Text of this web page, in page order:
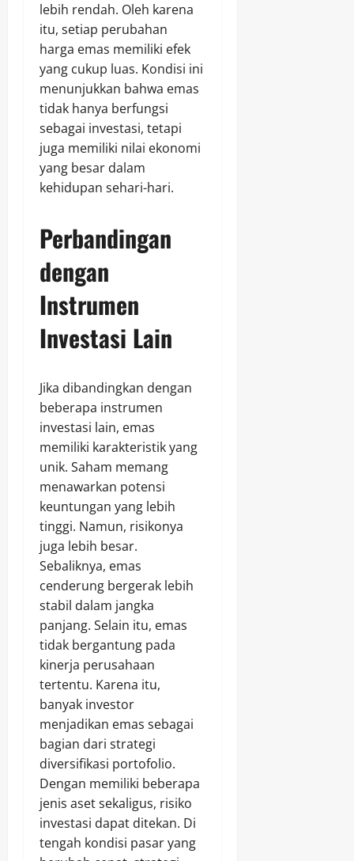
lebih rendah. Oleh karena
itu, setiap perubahan
harga emas memiliki efek
yang cukup luas. Kondisi ini
menunjukkan bahwa emas
tidak hanya berfungsi
sebagai investasi, tetapi
juga memiliki nilai ekonomi
yang besar dalam
kehidupan sehari-hari.
Perbandingan
dengan
Instrumen
Investasi Lain
Jika dibandingkan dengan
beberapa instrumen
investasi lain, emas
memiliki karakteristik yang
unik. Saham memang
menawarkan potensi
keuntungan yang lebih
tinggi. Namun, risikonya
juga lebih besar.
Sebaliknya, emas
cenderung bergerak lebih
stabil dalam jangka
panjang. Selain itu, emas
tidak bergantung pada
kinerja perusahaan
tertentu. Karena itu,
banyak investor
menjadikan emas sebagai
bagian dari strategi
diversifikasi portofolio.
Dengan memiliki beberapa
jenis aset sekaligus, risiko
investasi dapat ditekan. Di
tengah kondisi pasar yang